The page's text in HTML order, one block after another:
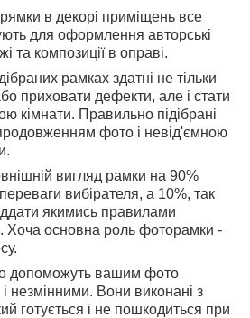
в декорі приміщень все
для оформлення авторські
та композиції в оправі.
рамках здатні не тільки
приховати дефекти, але і стати
кімнати. Правильно підібрані
фото і невід'ємною
вигляд рамки на 90%
вибірателя, а 10%, так
якимись правилами
Хоча основна роль фоторамки -
допоможуть вашим фото
незмінними. Вони виконані з
готується і не пошкодиться при